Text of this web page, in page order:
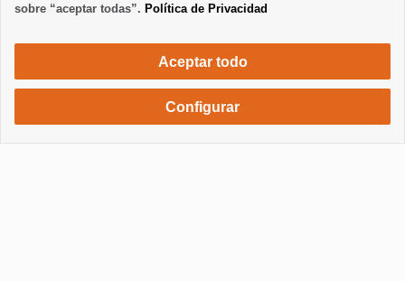
546 €/ semana
sobre “aceptar todas”. Política de Privacidad
Aceptar todo
Configurar